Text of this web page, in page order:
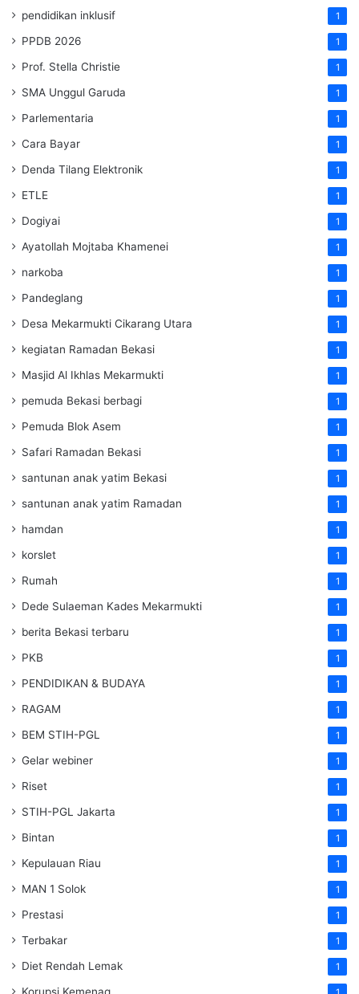
pendidikan inklusif 1
PPDB 2026 1
Prof. Stella Christie 1
SMA Unggul Garuda 1
Parlementaria 1
Cara Bayar 1
Denda Tilang Elektronik 1
ETLE 1
Dogiyai 1
Ayatollah Mojtaba Khamenei 1
narkoba 1
Pandeglang 1
Desa Mekarmukti Cikarang Utara 1
kegiatan Ramadan Bekasi 1
Masjid Al Ikhlas Mekarmukti 1
pemuda Bekasi berbagi 1
Pemuda Blok Asem 1
Safari Ramadan Bekasi 1
santunan anak yatim Bekasi 1
santunan anak yatim Ramadan 1
hamdan 1
korslet 1
Rumah 1
Dede Sulaeman Kades Mekarmukti 1
berita Bekasi terbaru 1
PKB 1
PENDIDIKAN & BUDAYA 1
RAGAM 1
BEM STIH-PGL 1
Gelar webiner 1
Riset 1
STIH-PGL Jakarta 1
Bintan 1
Kepulauan Riau 1
MAN 1 Solok 1
Prestasi 1
Terbakar 1
Diet Rendah Lemak 1
Korupsi Kemenag